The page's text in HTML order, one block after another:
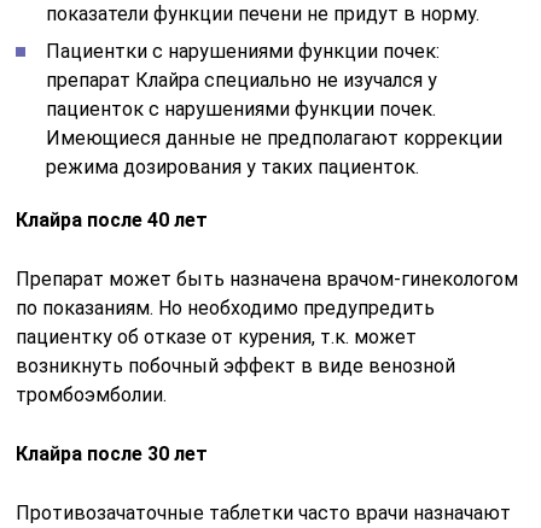
показатели функции печени не придут в норму.
Пациентки с нарушениями функции почек:
препарат Клайра специально не изучался у
пациенток с нарушениями функции почек.
Имеющиеся данные не предполагают коррекции
режима дозирования у таких пациенток.
Клайра после 40 лет
Препарат может быть назначена врачом-гинекологом
по показаниям. Но необходимо предупредить
пациентку об отказе от курения, т.к. может
возникнуть побочный эффект в виде венозной
тромбоэмболии.
Клайра после 30 лет
Противозачаточные таблетки часто врачи назначают